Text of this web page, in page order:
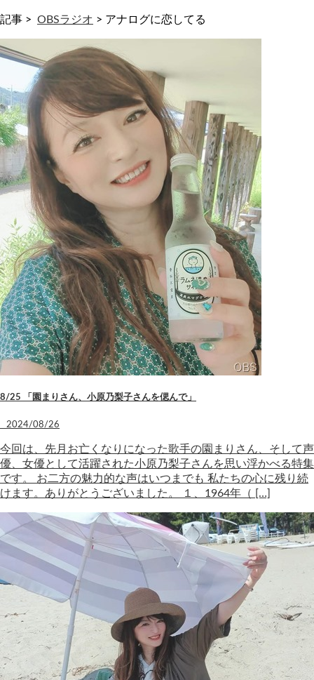
記事 > OBSラジオ > アナログに恋してる
8/25 「園まりさん、小原乃梨子さんを偲んで」
2024/08/26
今回は、先月お亡くなりになった歌手の園まりさん、そして声
優、女優として活躍された小原乃梨子さんを思い浮かべる特集
です。 お二方の魅力的な声はいつまでも 私たちの心に残り続
けます。ありがとうございました。 １、1964年（ […]